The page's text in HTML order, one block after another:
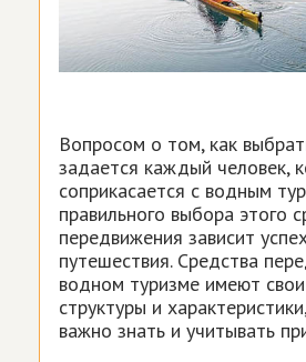
Вопросом о том, как
задается каждый человек,
соприкасается с водным
правильного выбора этого
передвижения зависит
путешествия. Средства
водном туризме имеют
структуры и
важно знать и учитывать